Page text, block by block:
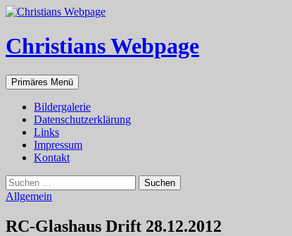
Zum
springen
Christians Webpage
Suchen
Primäres Menü
Bildergalerie
Datenschutzerklärung
Links
Impressum
Kontakt
Suchen
nach:
Allgemein
RC-Glashaus Drift 28.12.2012